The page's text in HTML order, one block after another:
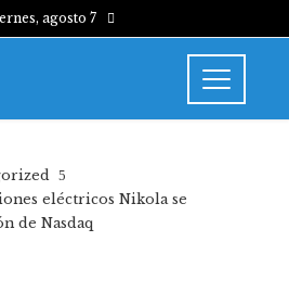
agosto 7
eléctricos Nikola se
de Nasdaq